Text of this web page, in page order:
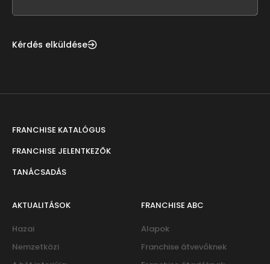
Kérdés elküldése
FRANCHISE KATALÓGUS
FRANCHISE JELENTKEZŐK
TANÁCSADÁS
AKTUALITÁSOK
Hazai
Nemzetközi
FRANCHISE ABC
Alapok
Franchise átvevőknek